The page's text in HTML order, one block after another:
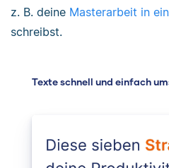
z. B. deine Masterarbeit in
schreibst.
Texte schnell und einfach